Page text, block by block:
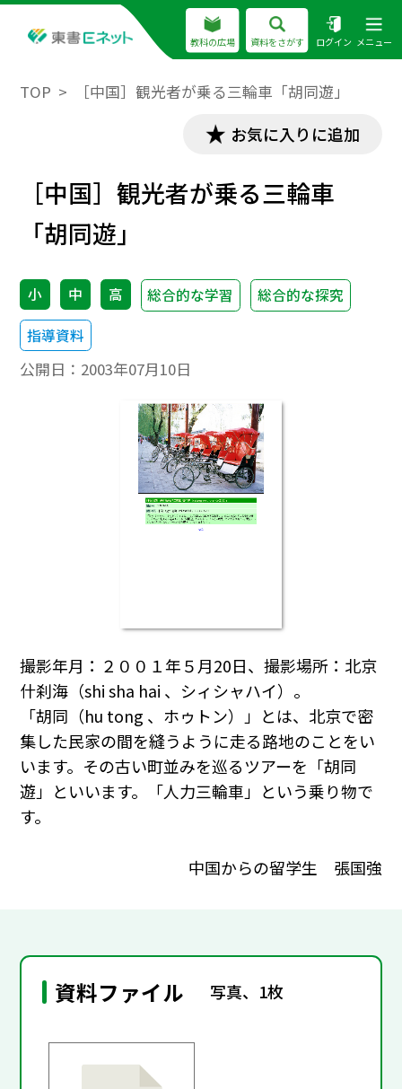
教科の広場 資料をさがす ログイン メニュー
TOP ［中国］観光者が乗る三輪車「胡同遊」
お気に入りに追加
［中国］観光者が乗る三輪車
「胡同遊」
小 中 高 総合的な学習
総合的な探究
指導資料
公開日： 2003年07月10日
撮影年月：２００１年５月20日、撮影場所：北京
什刹海（shi sha hai 、シィシャハイ）。
「胡同（hu tong 、ホゥトン）」とは、北京で密
集した民家の間を縫うように走る路地のことをい
います。その古い町並みを巡るツアーを「胡同
遊」といいます。「人力三輪車」という乗り物で
す。
中国からの留学生 張国強
資料ファイル 写真、1枚